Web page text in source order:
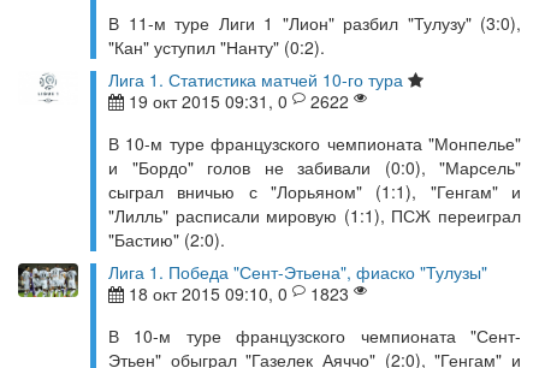
В 11-м туре Лиги 1 "Лион" разбил "Тулузу" (3:0),
"Кан" уступил "Нанту" (0:2).
Лига 1. Статистика матчей 10-го тура
19 окт 2015 09:31, 0
2622
В 10-м туре французского чемпионата "Монпелье"
и "Бордо" голов не забивали (0:0), "Марсель"
сыграл вничью с "Лорьяном" (1:1), "Генгам" и
"Лилль" расписали мировую (1:1), ПСЖ переиграл
"Бастию" (2:0).
Лига 1. Победа "Сент-Этьена", фиаско "Тулузы"
18 окт 2015 09:10, 0
1823
В 10-м туре французского чемпионата "Сент-
Этьен" обыграл "Газелек Аяччо" (2:0), "Генгам" и